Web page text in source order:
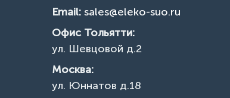
Email: sales@eleko-suo.ru
Офис Тольятти:
ул. Шевцовой д.2
Москва:
ул. Юннатов д.18